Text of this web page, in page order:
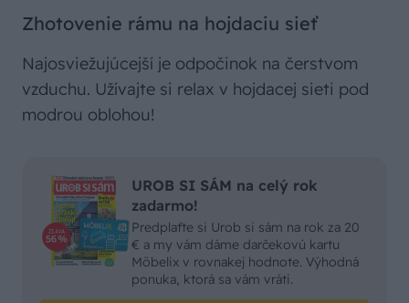
Zhotovenie rámu na hojdaciu sieť
Najosviežujúcejší je odpočinok na čerstvom
vzduchu. Užívajte si relax v hojdacej sieti pod
modrou oblohou!
UROB SI SÁM na celý rok
zadarmo!
Predplaťte si Urob si sám na rok za 20
€ a my vám dáme darčekovú kartu
Möbelix v rovnakej hodnote. Výhodná
ponuka, ktorá sa vám vráti.